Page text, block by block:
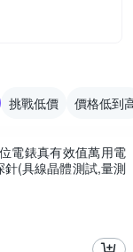
挑戰低價 價格低到
電錶真有效值萬用電
(具線晶體測試,量測
貨,享一年保固